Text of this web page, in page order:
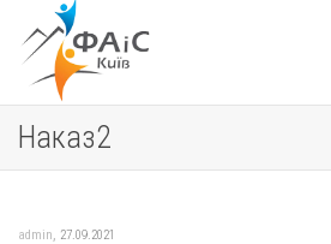
Наказ2
admin, 27.09.2021